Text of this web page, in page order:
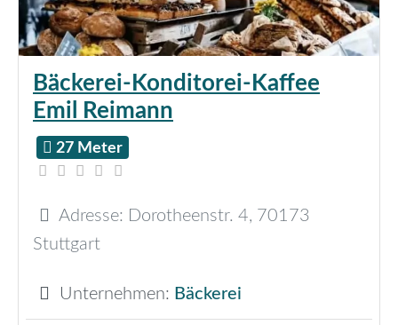
Bäckerei-Konditorei-Kaffee
Emil Reimann
27 Meter
Adresse: Dorotheenstr. 4, 70173
Stuttgart
Unternehmen: Bäckerei